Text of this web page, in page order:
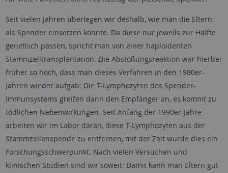
Seit vielen Jahren überlegen wir deshalb, wie man die Eltern
als Spender einsetzen könnte. Da diese nur jeweils zur Hälfte
genetisch passen, spricht man von einer haploidenten
Stammzelltransplantation. Die Abstoßungsreaktion war hierbei
früher so hoch, dass man dieses Verfahren in den 1980er-
Jahren wieder aufgab: Die T-Lymphozyten des Spender-
Immunsystems greifen dann den Empfänger an, es kommt zu
tödlichen Nebenwirkungen. Seit Anfang der 1990er-Jahre
arbeiten wir im Labor daran, diese T-Lymphozyten aus der
Stammzellenspende zu entfernen, mit der Zeit wurde dies ein
Forschungsschwerpunkt. Nach vielen Versuchen und
klinischen Studien sind wir soweit: Damit kann man Eltern gut